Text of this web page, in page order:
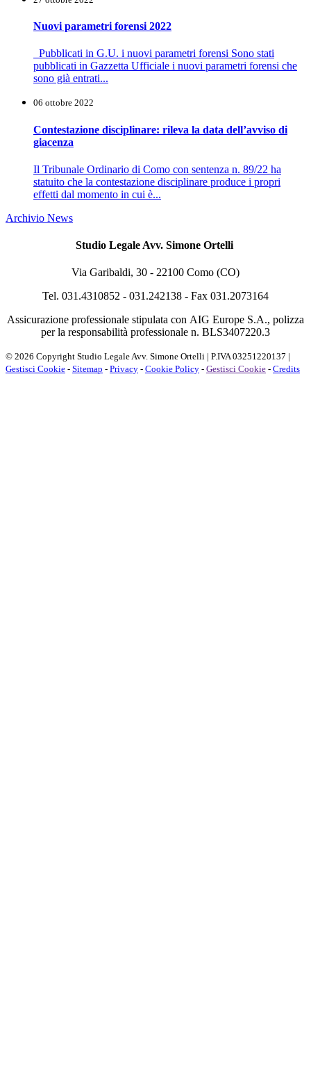
Nuovi parametri forensi 2022
Pubblicati in G.U. i nuovi parametri forensi Sono stati
pubblicati in Gazzetta Ufficiale i nuovi parametri forensi che
sono già entrati...
06 ottobre 2022
Contestazione disciplinare: rileva la data dell’avviso di
giacenza
Il Tribunale Ordinario di Como con sentenza n. 89/22 ha
statuito che la contestazione disciplinare produce i propri
effetti dal momento in cui è...
Archivio News
Studio Legale Avv. Simone Ortelli
Via Garibaldi, 30 - 22100 Como (CO)
Tel. 031.4310852 - 031.242138 - Fax 031.2073164
Assicurazione professionale stipulata con AIG Europe S.A., polizza
per la responsabilità professionale n. BLS3407220.3
© 2026 Copyright Studio Legale Avv. Simone Ortelli | P.IVA 03251220137 |
Gestisci Cookie - Sitemap - Privacy - Cookie Policy - Gestisci Cookie - Credits